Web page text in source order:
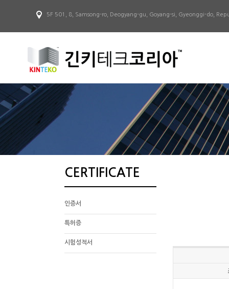
5F 501, 8, Samsong-ro, Deogyang-gu, Goyang-si, Gyeonggi-do,
CERTIFICATE
인증서
특허증
시험성적서